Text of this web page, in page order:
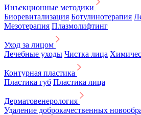
Инъекционные методики
Биоревитализация Ботулинотерапия
Мезотерапия Плазмолифтинг
Уход за лицом
Лечебные уходы Чистка лица
Контурная пластика
Пластика губ Пластика лица
Дерматовенерология
Удаление доброкачественных